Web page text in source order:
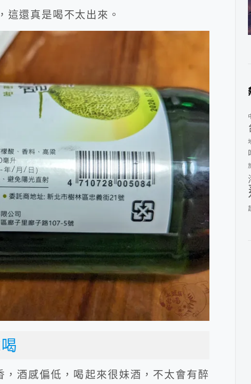
這還真是喝不太出來。
酒感偏低，喝起來很妹酒，不太會有醉